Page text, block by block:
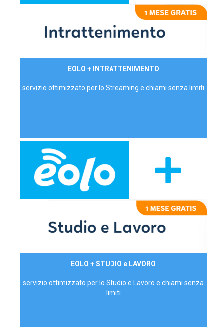
EOLO + INTRATTENIMENTO
servizio ottimizzato per lo Streaming e chiami senza limiti
EOLO + STUDIO e LAVORO
servizio ottimizzato per lo Studio e Lavoro e chiami senza
limiti